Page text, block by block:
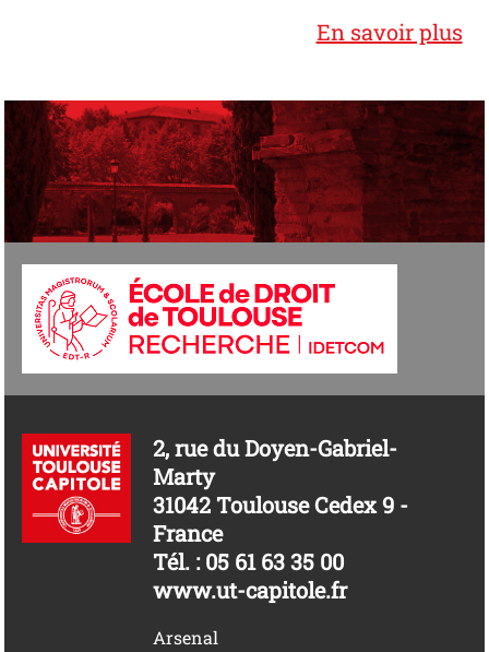
En savoir plus
2, rue du Doyen-Gabriel-
Marty
31042 Toulouse Cedex 9 -
France
Tél. : 05 61 63 35 00
www.ut-capitole.fr
Arsenal